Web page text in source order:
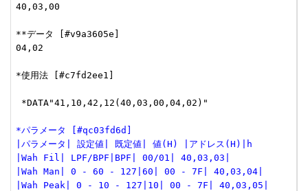
40,03,00
**データ [#v9a3605e]
04,02
*使用法 [#c7fd2ee1]
*DATA"41,10,42,12(40,03,00,04,02)"
*パラメータ [#qc03fd6d]
|パラメータ| 設定値| 既定値| 値(H) |アドレス(H)|h
|Wah Fil| LPF/BPF|BPF| 00/01| 40,03,03|
|Wah Man| 0 - 60 - 127|60| 00 - 7F| 40,03,04|
|Wah Peak| 0 - 10 - 127|10| 00 - 7F| 40,03,05|